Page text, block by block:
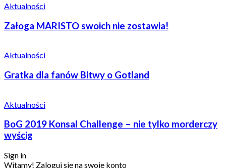
Aktualności
Załoga MARISTO swoich nie zostawia!
Aktualności
Gratka dla fanów Bitwy o Gotland
Aktualności
BoG 2019 Konsal Challenge – nie tylko morderczy
wyścig
Sign in
Witamy! Zaloguj się na swoje konto